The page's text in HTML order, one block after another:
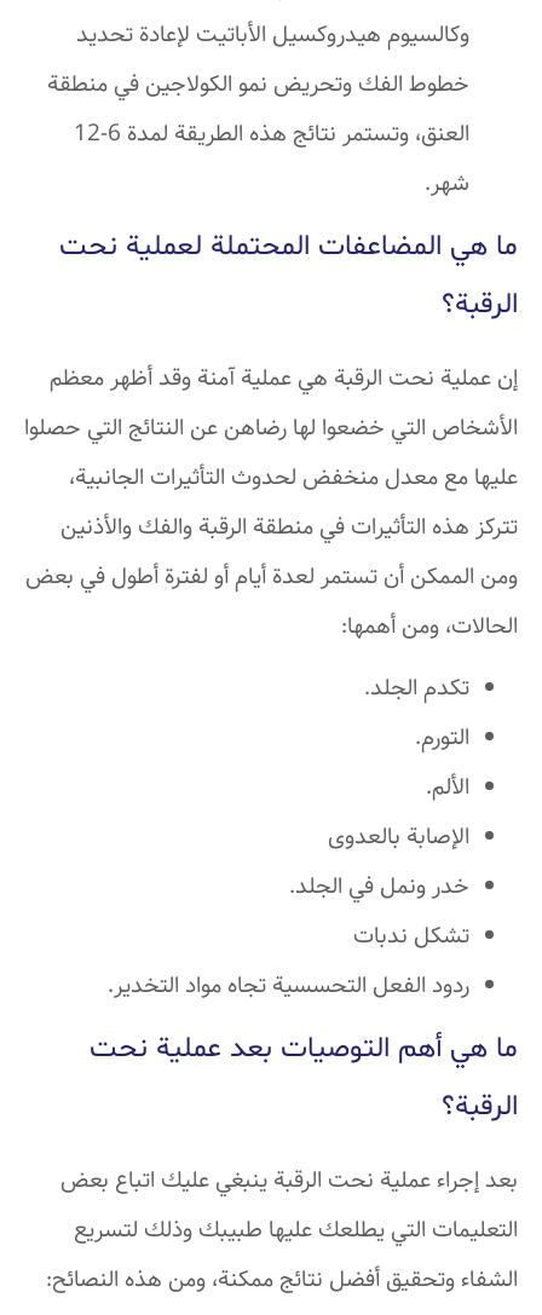
وكالسيوم هيدروكسيل الأباتيت لإعادة تحديد
خطوط الفك وتحريض نمو الكولاجين في منطقة
العنق، وتستمر نتائج هذه الطريقة لمدة 6-12
شهر.
ما هي المضاعفات المحتملة لعملية نحت
الرقبة؟
إن عملية نحت الرقبة هي عملية آمنة وقد أظهر معظم
الأشخاص التي خضعوا لها رضاهن عن النتائج التي حصلوا
عليها مع معدل منخفض لحدوث التأثيرات الجانبية،
تتركز هذه التأثيرات في منطقة الرقبة والفك والأذنين
ومن الممكن أن تستمر لعدة أيام أو لفترة أطول في بعض
الحالات، ومن أهمها:
تكدم الجلد.
التورم.
الألم.
الإصابة بالعدوى
خدر ونمل في الجلد.
تشكل ندبات
ردود الفعل التحسسية تجاه مواد التخدير.
ما هي أهم التوصيات بعد عملية نحت
الرقبة؟
بعد إجراء عملية نحت الرقبة ينبغي عليك اتباع بعض
التعليمات التي يطلعك عليها طبيبك وذلك لتسريع
الشفاء وتحقيق أفضل نتائج ممكنة، ومن هذه النصائح: